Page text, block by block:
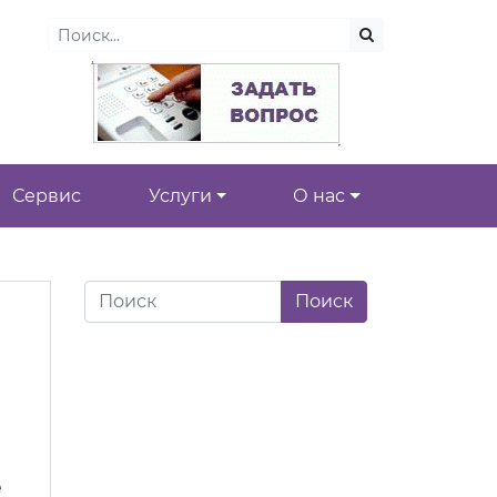
Сервис Услуги О нас